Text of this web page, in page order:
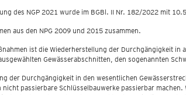
des NGP 2021 wurde im BGBl. II Nr. 182/2022 mit
aus den NPG 2009 und 2015 zusammen.
ist die Wiederherstellung der Durchgängigkeit
Gewässerabschnitten, den sogenannten
der Durchgängigkeit in den wesentlichen
passierbare Schlüsselbauwerke passierbar